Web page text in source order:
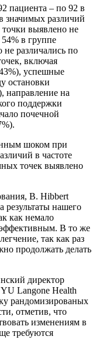
пациента – по 92 в
значимых различий
точки выявлено не
в группе
различались по
включая
успешные
остановки
направление на
поддержки
почечной
шоком при
в частоте
точек выявлено
B. Hibbert
результаты нашего
как немало
В то же
так как раз
продолжать делать
директор
Langone Health
рандомизированых
отметив, что
изменениям в
требуются